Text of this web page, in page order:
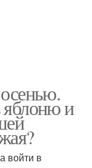
и
войти в